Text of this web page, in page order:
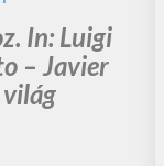
In: Luigi
– Javier